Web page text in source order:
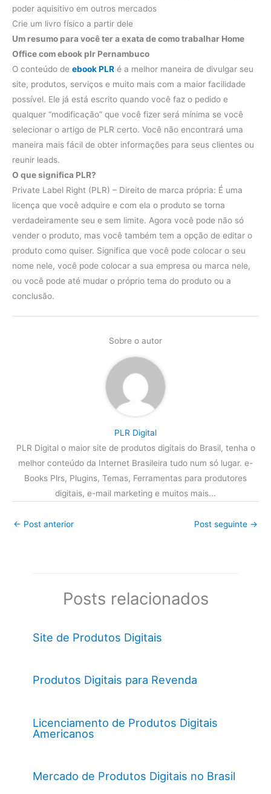
poder aquisitivo em outros mercados
Crie um livro físico a partir dele
Um resumo para você ter a exata de como trabalhar Home
Office com ebook plr Pernambuco
O conteúdo de ebook PLR ​​é a melhor maneira de divulgar seu
site, produtos, serviços e muito mais com a maior facilidade
possível. Ele já está escrito quando você faz o pedido e
qualquer “modificação” que você fizer será mínima se você
selecionar o artigo de PLR ​​certo. Você não encontrará uma
maneira mais fácil de obter informações para seus clientes ou
reunir leads.
O que significa PLR?
Private Label Right (PLR) – Direito de marca própria: É uma
licença que você adquire e com ela o produto se torna
verdadeiramente seu e sem limite. Agora você pode não só
vender o produto, mas você também tem a opção de editar o
produto como quiser. Significa que você pode colocar o seu
nome nele, você pode colocar a sua empresa ou marca nele,
ou você pode até mudar o próprio tema do produto ou a
conclusão.
Sobre o autor
PLR Digital
PLR Digital o maior site de produtos digitais do Brasil, tenha o
melhor conteúdo da Internet Brasileira tudo num só lugar. e-
Books Plrs, Plugins, Temas, Ferramentas para produtores
digitais, e-mail marketing e muitos mais...
← Post anterior Post seguinte →
Posts relacionados
Site de Produtos Digitais
Produtos Digitais para Revenda
Licenciamento de Produtos Digitais
Americanos
Mercado de Produtos Digitais no Brasil